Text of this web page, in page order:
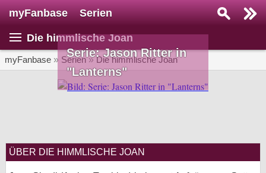
myFanbase Serien
Die himmlische Joan
myFanbase » Serien»Die himmlische Joan
Serie: Jason Ritter in
"Lanterns"
ÜBER DIE HIMMLISCHE JOAN
Home
SERIEN
Serien
Veranstaltungen